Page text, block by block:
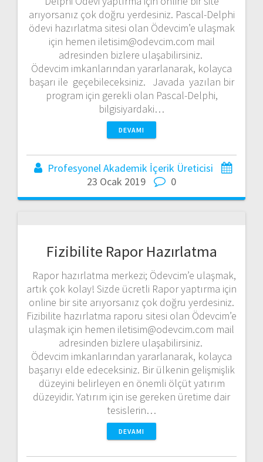
arıyorsanız çok doğru yerdesiniz. Pascal-Delphi
ödevi hazırlatma sitesi olan Ödevcim’e ulaşmak
için hemen iletisim@odevcim.com mail
adresinden bizlere ulaşabilirsiniz.
Ödevcim imkanlarından yararlanarak, kolayca
başarı ile geçebileceksiniz. Javada yazılan bir
program için gerekli olan Pascal-Delphi,
bilgisiyardaki…
DEVAMI
Profesyonel Akademik İçerik Üreticisi
23 Ocak 2019
0
Fizibilite Rapor Hazırlatma
Rapor hazırlatma merkezi; Ödevcim’e ulaşmak,
artık çok kolay! Sizde ücretli Rapor yaptırma için
online bir site arıyorsanız çok doğru yerdesiniz.
Fizibilite hazırlatma raporu sitesi olan Ödevcim’e
ulaşmak için hemen iletisim@odevcim.com mail
adresinden bizlere ulaşabilirsiniz.
Ödevcim imkanlarından yararlanarak, kolayca
başarıyı elde edeceksiniz. Bir ülkenin gelişmişlik
düzeyini belirleyen en önemli ölçüt yatırım
düzeyidir. Yatırım için ise gereken üretime dair
tesislerin…
DEVAMI